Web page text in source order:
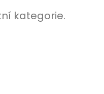
kategorie.